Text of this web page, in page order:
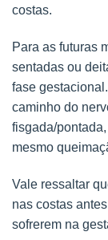
costas.
Para as futuras
sentadas ou
fase
caminho do
fisgada/
mesmo
Vale ressaltar
nas costas
sofrerem na